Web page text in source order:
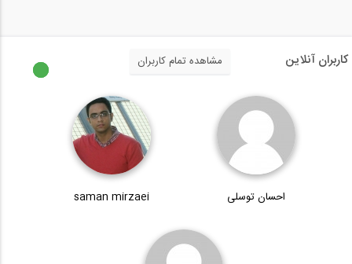
فیلم معرفی وبسایت 808 شبکه مجازی...
کاربران آنلاین مشاهده تمام کاربران
احسان توسلی saman mirzaei